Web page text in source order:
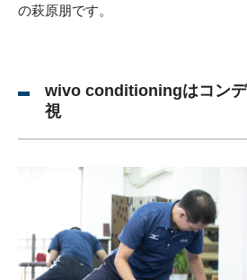
の萩原朋です。
wivo conditioningはコン
視